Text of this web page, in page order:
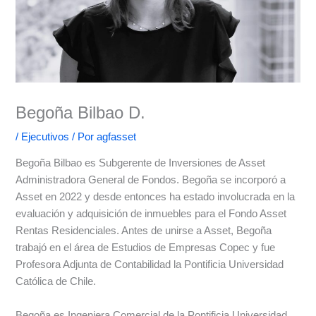
Begoña Bilbao D.
/ Ejecutivos / Poragfasset
Begoña Bilbao es Subgerente de Inversiones de Asset
Administradora General de Fondos. Begoña se incorporó a
Asset en 2022 y desde entonces ha estado involucrada en la
evaluación y adquisición de inmuebles para el Fondo Asset
Rentas Residenciales. Antes de unirse a Asset, Begoña
trabajó en el área de Estudios de Empresas Copec y fue
Profesora Adjunta de Contabilidad la Pontificia Universidad
Católica de Chile.